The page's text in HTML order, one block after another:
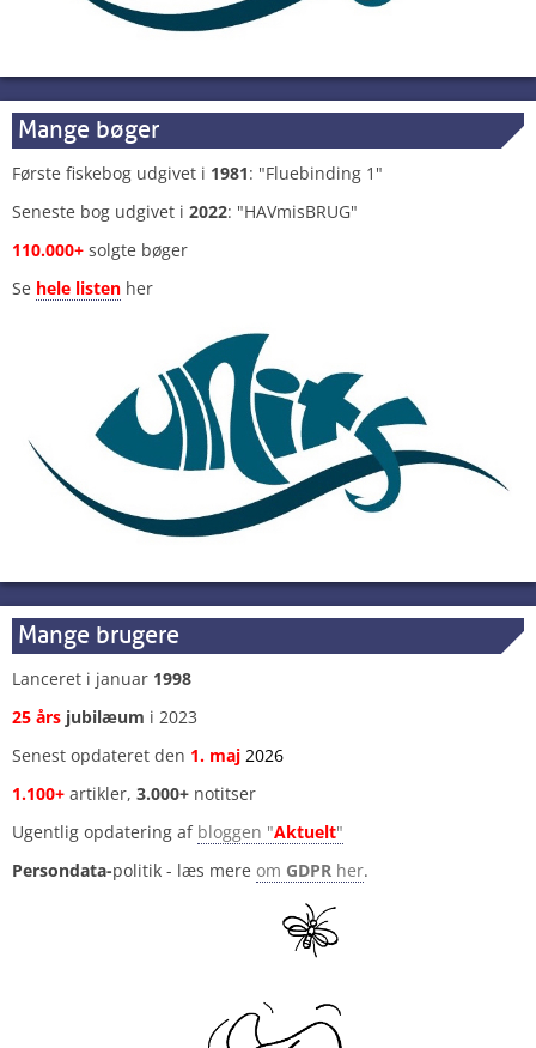
Mange bøger
Første fiskebog udgivet i 1981: "Fluebinding 1"
Seneste bog udgivet i 2022: "HAVmisBRUG"
110.000+ solgte bøger
Se hele listen her
Mange brugere
Lanceret i januar 1998
25 års jubilæum i 2023
Senest opdateret den 1. maj 2026
1.100+ artikler, 3.000+ notitser
Ugentlig opdatering af bloggen "Aktuelt"
Persondata-politik - læs mere om GDPR her.